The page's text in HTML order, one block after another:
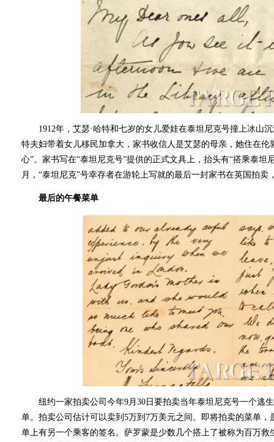
1912年，艾瑟·哈特和七岁的女儿爱娃在泰坦尼克号撞上冰山
特夫妇带着女儿移民加拿大，家书收信人是艾瑟的母亲，她住在伦
心”。家书写在“泰坦尼克号”提供的正式文具上，抬头有“搭乘泰坦
月，“泰坦尼克”号幸存者在游轮上写就的最后一封家书在英国拍卖
最后的午餐菜单
纽约一家拍卖公司今年9月30日要拍卖当年泰坦尼克号一个逃
单。拍卖公司估计可以卖到5万到7万美元之间。即将拍卖的菜单
单上有另一个乘客的签名。萨罗蒙是少数几个搭上了被称为百万